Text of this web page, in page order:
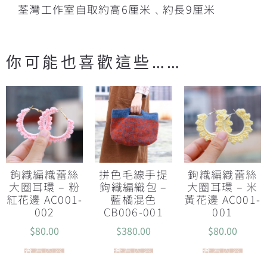
荃灣工作室自取約高6厘米﹑約長9厘米
你可能也喜歡這些……
鉤織編織蕾絲
大圈耳環 – 粉
紅花邊 AC001-
002
$80.00
查看內容
拼色毛線手提
鉤織編織包 –
藍橘混色
CB006-001
$380.00
查看內容
鉤織編織蕾絲
大圈耳環 – 米
黃花邊 AC001-
001
$80.00
查看內容